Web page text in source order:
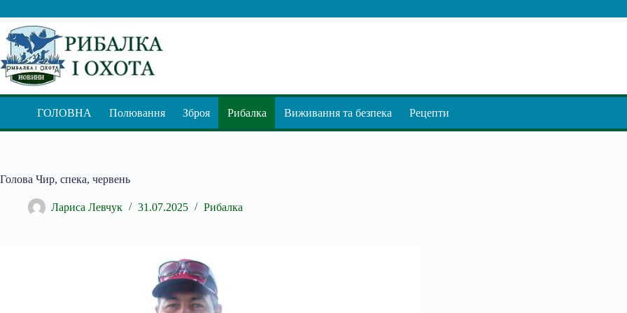
до
вмісту
ГОЛОВНА Полювання Зброя Рибалка Виживання та безпека Рецепти
Голова Чир, спека, червень
Лариса Левчук 31.07.2025 Рибалка